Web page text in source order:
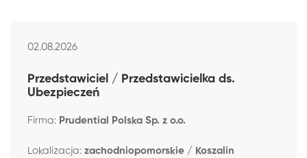
02.08.2026
Przedstawiciel / Przedstawicielka ds.
Ubezpieczeń
Firma: Prudential Polska Sp. z o.o.
Lokalizacja: zachodniopomorskie / Koszalin